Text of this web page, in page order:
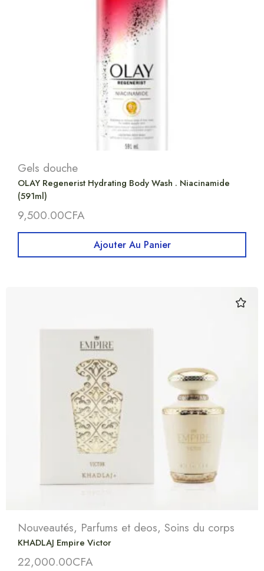
Gels douche
OLAY Regenerist Hydrating Body Wash . Niacinamide
(591ml)
9,500.00CFA
Ajouter Au Panier
Nouveautés, Parfums et deos, Soins du corps
KHADLAJ Empire Victor
22,000.00CFA